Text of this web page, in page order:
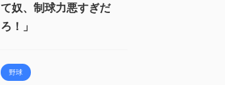
て奴、制球力悪すぎだ
ろ！」
野球